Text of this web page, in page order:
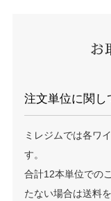
お
注文単位に関し
ミレジムでは各ワ
す。
合計12本単位での
たない場合は送料